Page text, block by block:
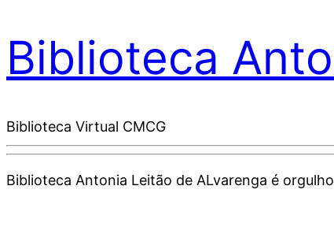
Biblioteca
Biblioteca Virtual CMCG
Biblioteca Antonia Leitão de ALvarenga é